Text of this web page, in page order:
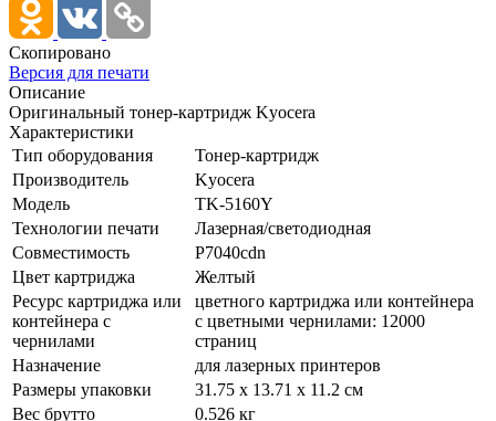
Скопировано
Версия для печати
Описание
Оригинальный тонер-картридж Kyocera
Характеристики
Тип оборудования
Тонер-картридж
Производитель
Kyocera
Модель
TK-5160Y
Технологии печати
Лазерная/­светодиодная
Совместимость
P7040cdn
Цвет картриджа
Желтый
Ресурс картриджа или
контейнера с
чернилами
цветного картриджа или контейнера
с цветными чернилами: 12000
страниц
Назначение
для лазерных принтеров
Размеры упаковки
31.75 x 13.71 x 11.2 см
Вес брутто
0.526 кг